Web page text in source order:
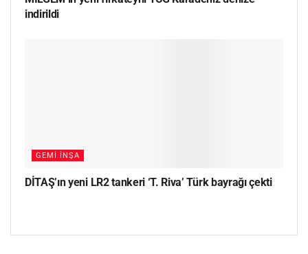
indirildi
GEMI İNŞA
DİTAŞ’ın yeni LR2 tankeri ‘T. Riva’ Türk bayrağı çekti